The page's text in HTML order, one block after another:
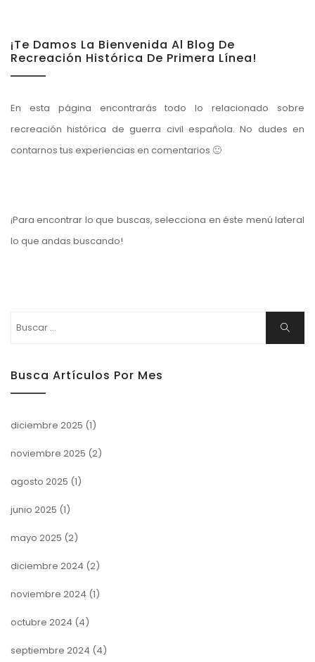
¡Te Damos La Bienvenida Al Blog De
Recreación Histórica De Primera Línea!
En esta página encontrarás todo lo relacionado sobre
recreación histórica de guerra civil española. No dudes en
contarnos tus experiencias en comentarios 🙂
¡Para encontrar lo que buscas, selecciona en éste menú lateral
lo que andas buscando!
Buscar
Busca Artículos Por Mes
diciembre 2025 (1)
noviembre 2025 (2)
agosto 2025 (1)
junio 2025 (1)
mayo 2025 (2)
diciembre 2024 (2)
noviembre 2024 (1)
octubre 2024 (4)
septiembre 2024 (4)